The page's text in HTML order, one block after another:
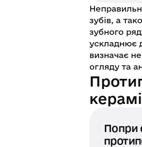
зубів, а
зубного
ускладнює
визначає
огляду та
Попри